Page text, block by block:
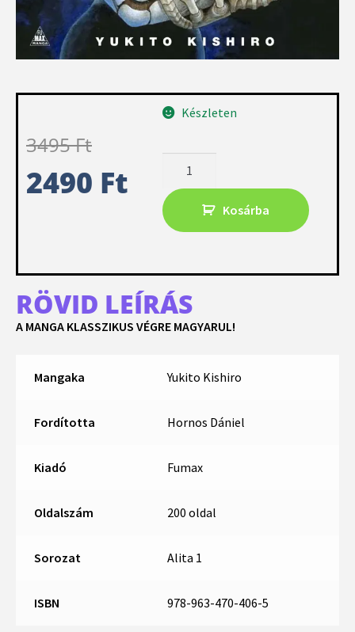
3495Ft
2490 Ft
Készleten
Kosárba
RÖVID LEÍRÁS
A MANGA KLASSZIKUS VÉGRE MAGYARUL!
Mangaka Yukito Kishiro
Fordította Hornos Dániel
Kiadó Fumax
Oldalszám 200 oldal
Sorozat Alita 1
ISBN 978-963-470-406-5